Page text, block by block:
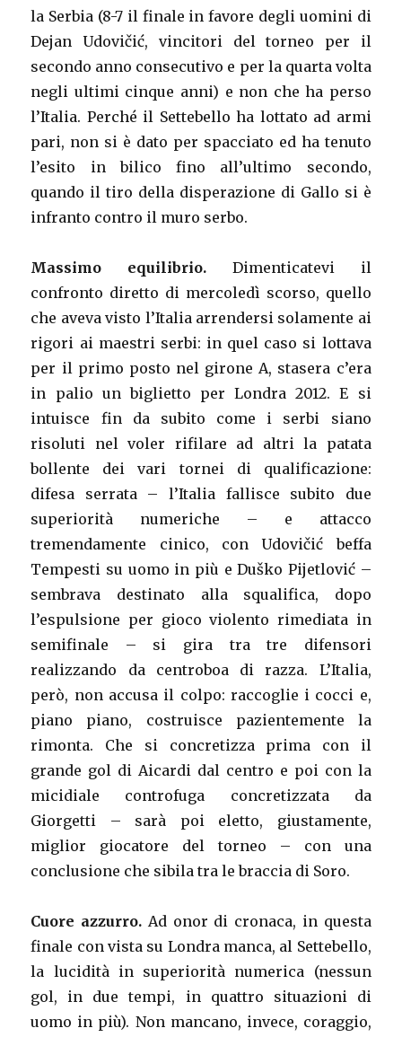
la Serbia (8-7 il finale in favore degli uomini di
Dejan Udovičić, vincitori del torneo per il
secondo anno consecutivo e per la quarta volta
negli ultimi cinque anni) e non che ha perso
l’Italia. Perché il Settebello ha lottato ad armi
pari, non si è dato per spacciato ed ha tenuto
l’esito in bilico fino all’ultimo secondo,
quando il tiro della disperazione di Gallo si è
infranto contro il muro serbo.
Massimo equilibrio. Dimenticatevi il
confronto diretto di mercoledì scorso, quello
che aveva visto l’Italia arrendersi solamente ai
rigori ai maestri serbi: in quel caso si lottava
per il primo posto nel girone A, stasera c’era
in palio un biglietto per Londra 2012. E si
intuisce fin da subito come i serbi siano
risoluti nel voler rifilare ad altri la patata
bollente dei vari tornei di qualificazione:
difesa serrata – l’Italia fallisce subito due
superiorità numeriche – e attacco
tremendamente cinico, con Udovičić beffa
Tempesti su uomo in più e Duško Pijetlović –
sembrava destinato alla squalifica, dopo
l’espulsione per gioco violento rimediata in
semifinale – si gira tra tre difensori
realizzando da centroboa di razza. L’Italia,
però, non accusa il colpo: raccoglie i cocci e,
piano piano, costruisce pazientemente la
rimonta. Che si concretizza prima con il
grande gol di Aicardi dal centro e poi con la
micidiale controfuga concretizzata da
Giorgetti – sarà poi eletto, giustamente,
miglior giocatore del torneo – con una
conclusione che sibila tra le braccia di Soro.
Cuore azzurro. Ad onor di cronaca, in questa
finale con vista su Londra manca, al Settebello,
la lucidità in superiorità numerica (nessun
gol, in due tempi, in quattro situazioni di
uomo in più). Non mancano, invece, coraggio,